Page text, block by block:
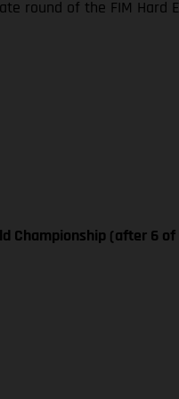
round of the FIM Hard
Championship (after 6